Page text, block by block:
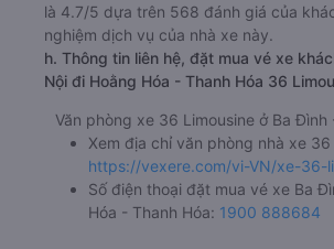
là 4.7/5 dựa trên 568 đánh giá của
nghiệm dịch vụ của nhà xe này.
h. Thông tin liên hệ, đặt mua vé xe
Nội đi Hoằng Hóa - Thanh Hóa 36
Văn phòng xe 36 Limousine ở Ba Đình
Xem địa chỉ văn phòng nhà xe 36
https://vexere.com/vi-VN/xe-36-
Số điện thoại đặt mua vé xe Ba
Hóa - Thanh Hóa: 1900 888684